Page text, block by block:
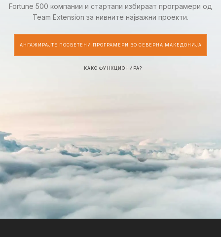
Fortune 500 компании и стартапи избираат програмери од
Team Extension за нивните најважни проекти.
АНГАЖИРАЈТЕ ПОСВЕТЕНИ ПРОГРАМЕРИ ВО СЕВЕРНА МАКЕДОНИЈА
КАКО ФУНКЦИОНИРА?